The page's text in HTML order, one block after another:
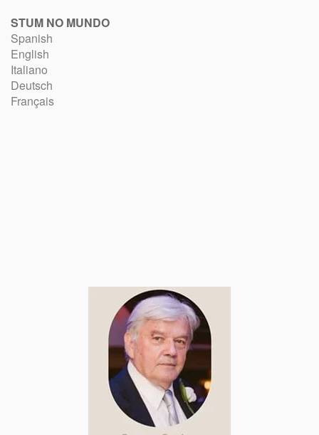
STUM NO MUNDO
Spanish
English
Italiano
Deutsch
Français